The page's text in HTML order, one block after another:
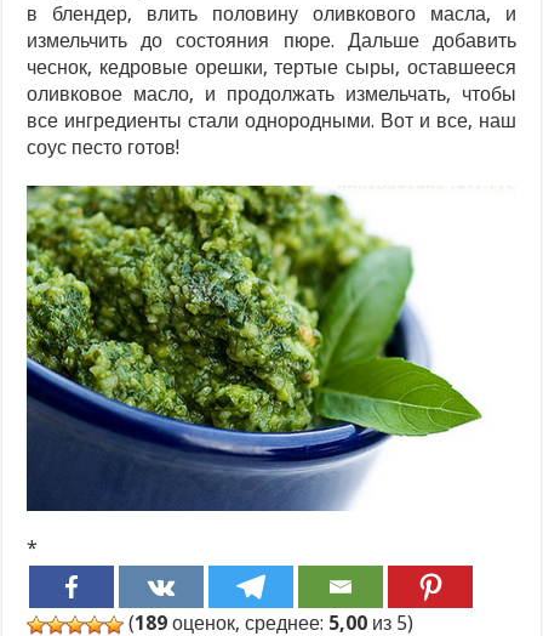
в блендер, влить половину оливкового масла, и
измельчить до состояния пюре. Дальше добавить
чеснок, кедровые орешки, тертые сыры, оставшееся
оливковое масло, и продолжать измельчать, чтобы
все ингредиенты стали однородными. Вот и все, наш
соус песто готов!
*
(189 оценок, среднее: 5,00 из 5)